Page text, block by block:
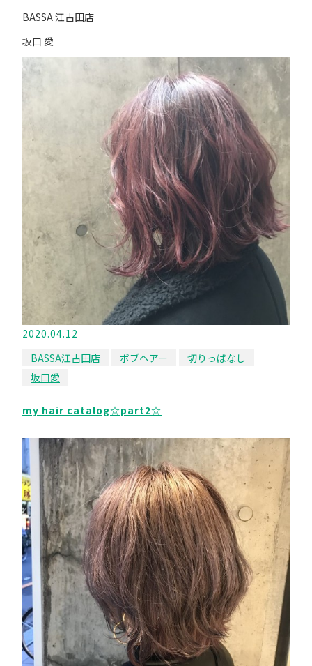
BASSA 江古田店
坂口 愛
2020.04.12
BASSA江古田店
ボブヘアー
切りっぱなし
坂口愛
my hair catalog☆part2☆